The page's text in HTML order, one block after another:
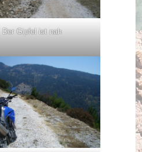
Der Gipfel ist nah